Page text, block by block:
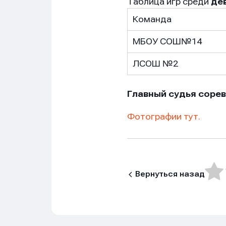
Команда
МБОУ СОШ№14
ЛСОШ №2
Главный судья
Фотографии тут.
Вернуться назад